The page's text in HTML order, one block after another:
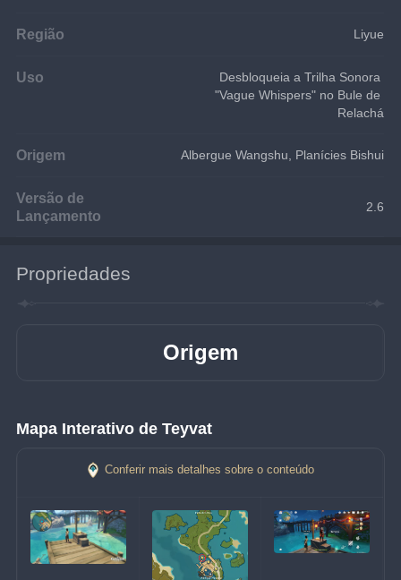
Região Liyue
Uso
Desbloqueia a Trilha Sonora
"Vague Whispers" no Bule de
Relachá
Origem Albergue Wangshu, Planícies Bishui
Versão de
Lançamento
2.6
Propriedades
Origem
Mapa Interativo de Teyvat
Conferir mais detalhes sobre o conteúdo